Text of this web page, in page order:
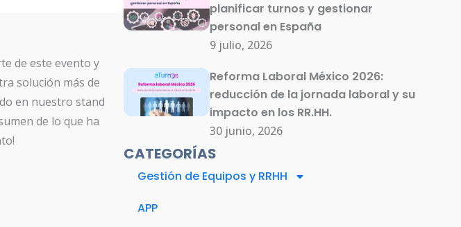
de este evento y
solución más de
en nuestro stand
de lo que ha
planificar turnos y gestionar
personal en España
9 julio, 2026
Reforma Laboral México 2026:
reducción de la jornada laboral y su
impacto en los RR.HH.
30 junio, 2026
CATEGORÍAS
Gestión de Equipos y RRHH
APP